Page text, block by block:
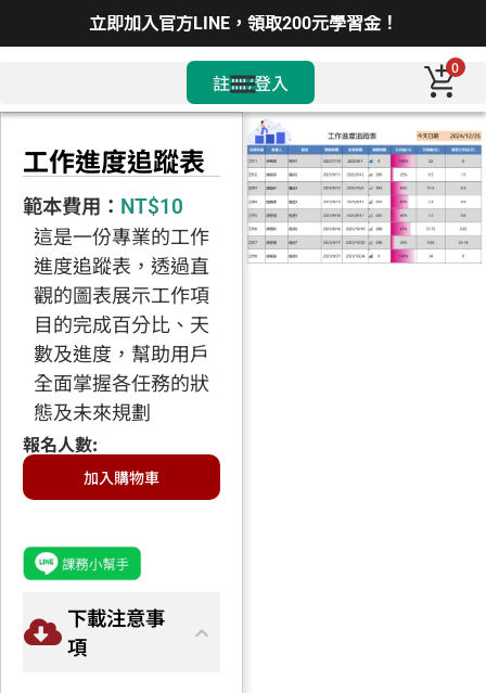
立即加入官方LINE，領取200元學習金！
註冊/登入
0
工作進度追蹤表
範本費用： NT$10
這是一份專業的工作
進度追蹤表，透過直
觀的圖表展示工作項
目的完成百分比、天
數及進度，幫助用戶
全面掌握各任務的狀
態及未來規劃
加入購物車
下載注意事
項